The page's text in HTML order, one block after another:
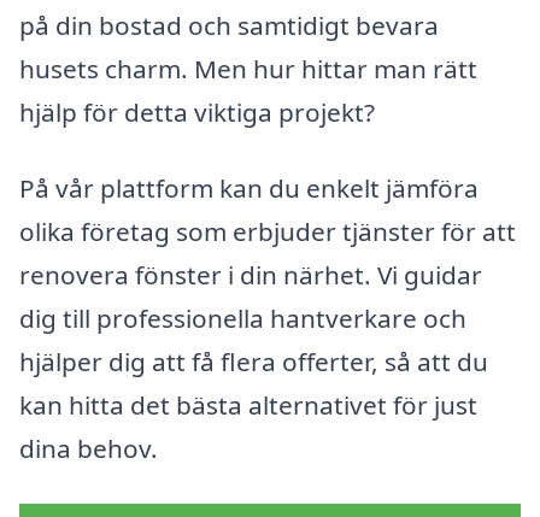
på din bostad och samtidigt bevara
husets charm. Men hur hittar man rätt
hjälp för detta viktiga projekt?
På vår plattform kan du enkelt jämföra
olika företag som erbjuder tjänster för att
renovera fönster i din närhet. Vi guidar
dig till professionella hantverkare och
hjälper dig att få flera offerter, så att du
kan hitta det bästa alternativet för just
dina behov.